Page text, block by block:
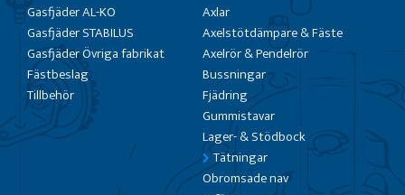
Gasfjäder AL-KO
Gasfjäder STABILUS
Gasfjäder Övriga fabrikat
Fästbeslag
Tillbehör
Axlar
Axelstötdämpare & Fäste
Axelrör & Pendelrör
Bussningar
Fjädring
Gummistavar
Lager- & Stödbock
Tätningar
Obromsade nav